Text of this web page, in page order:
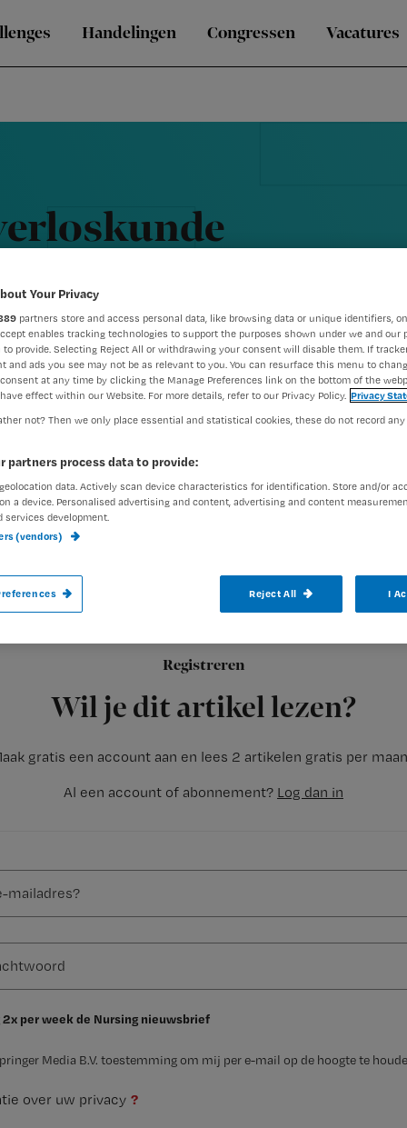
Handelingen Congressen Vacatures
Registreren
Wil je dit artikel lezen?
gratis een account aan en lees 2 artikelen gratis per
Al een account of abonnement? Log dan in
2x per week de Nursing nieuwsbrief
Media B.V. toestemming om mij per e-mail op de hoogte te
over uw privacy ?
Om de 45-minutennorm voor acute
op minimaal 62 locaties in ons land
conclusie uit een onderzoek van
Your Privacy
partners store and access personal data, like browsing data or unique identifiers,
enables tracking technologies to support the purposes shown under we and our
to provide. Selecting Reject All or withdrawing your consent will disable them. If
and ads you see may not be as relevant to you. You can resurface this menu to
at any time by clicking the Manage Preferences link on the bottom of the
effect within our Website. For more details, refer to our Privacy Policy. Privacy
not? Then we only place essential and statistical cookies, these do not record
partners process data to provide:
data. Actively scan device characteristics for identification. Store and/or
a device. Personalised advertising and content, advertising and content
services development.
(vendors)
Reject All I